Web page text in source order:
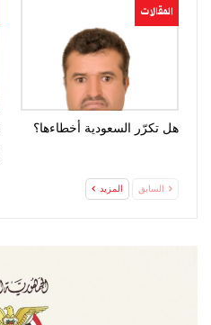
المقالات
هل تكرّر السعودية أخطاءها؟
السابق المزيد